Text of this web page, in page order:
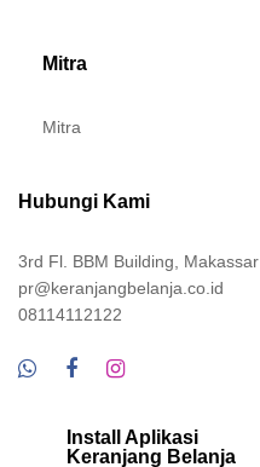
Mitra
Mitra
Hubungi Kami
3rd Fl. BBM Building, Makassar
pr@keranjangbelanja.co.id
08114112122
Install Aplikasi
Keranjang Belanja